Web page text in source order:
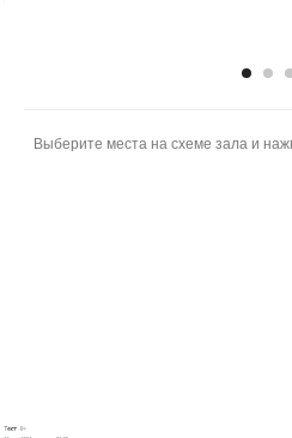
Выберите места на схеме зала и